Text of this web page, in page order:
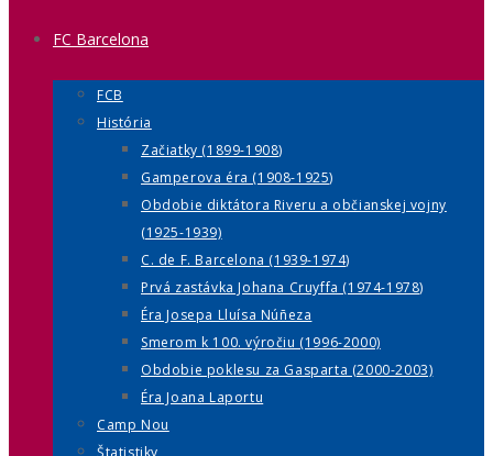
FC Barcelona
FCB
História
Začiatky (1899-1908)
Gamperova éra (1908-1925)
Obdobie diktátora Riveru a občianskej vojny
(1925-1939)
C. de F. Barcelona (1939-1974)
Prvá zastávka Johana Cruyffa (1974-1978)
Éra Josepa Lluísa Núñeza
Smerom k 100. výročiu (1996-2000)
Obdobie poklesu za Gasparta (2000-2003)
Éra Joana Laportu
Camp Nou
Štatistiky